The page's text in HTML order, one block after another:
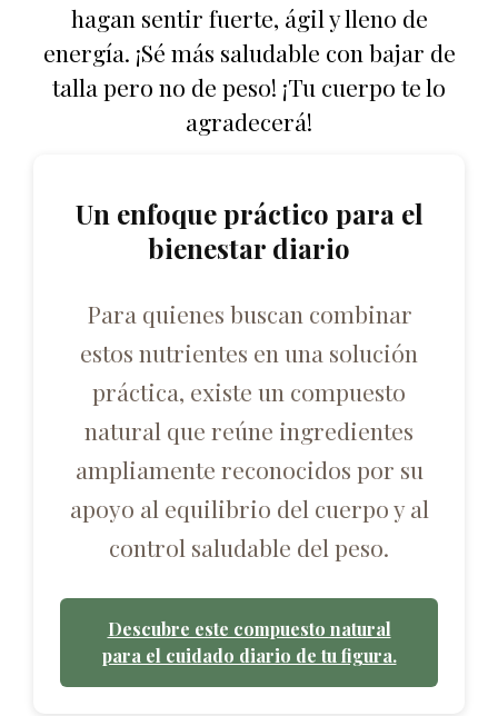
hagan sentir fuerte, ágil y lleno de
energía. ¡Sé más saludable con bajar de
talla pero no de peso! ¡Tu cuerpo te lo
agradecerá!
Un enfoque práctico para el
bienestar diario
Para quienes buscan combinar
estos nutrientes en una solución
práctica, existe un compuesto
natural que reúne ingredientes
ampliamente reconocidos por su
apoyo al equilibrio del cuerpo y al
control saludable del peso.
Descubre este compuesto natural
para el cuidado diario de tu figura.